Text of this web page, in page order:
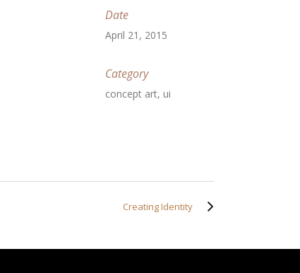
Date
April 21, 2015
Category
concept art, ui
Creating Identity